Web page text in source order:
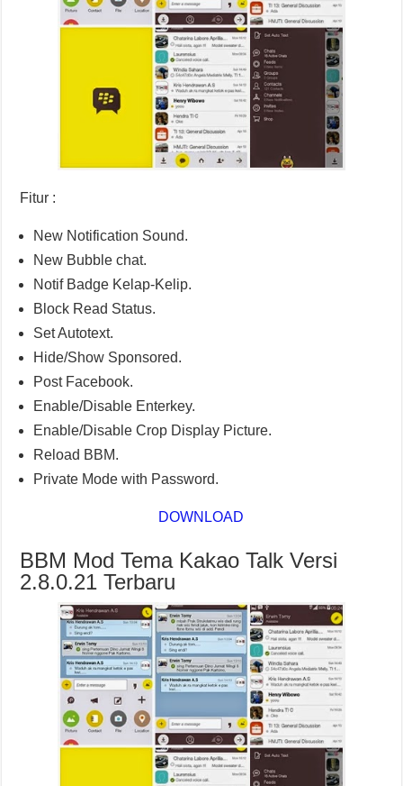
Fitur :
New Notification Sound.
New Bubble chat.
Notif Badge Kelap-Kelip.
Block Read Status.
Set Autotext.
Hide/Show Sponsored.
Post Facebook.
Enable/Disable Enterkey.
Enable/Disable Crop Display Picture.
Reload BBM.
Private Mode with Password.
DOWNLOAD
BBM Mod Tema Kakao Talk Versi
2.8.0.21 Terbaru